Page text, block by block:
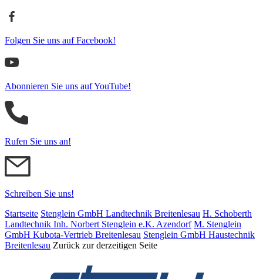
Folgen Sie uns auf Facebook!
Abonnieren Sie uns auf YouTube!
Rufen Sie uns an!
Schreiben Sie uns!
Startseite Stenglein GmbH Landtechnik Breitenlesau H. Schoberth
Land­tech­nik Inh. Norbert Stenglein e.K. Azendorf M. Stenglein
GmbH Kubota-Vertrieb Breitenlesau Stenglein GmbH Haustechnik
Breitenlesau Zurück zur derzeitigen Seite